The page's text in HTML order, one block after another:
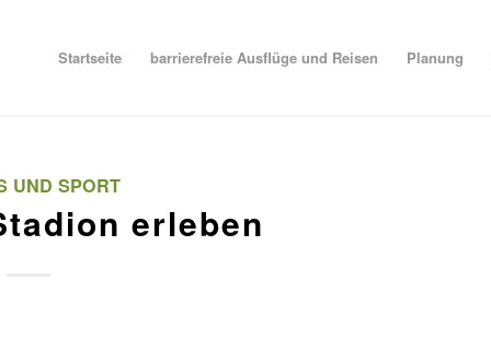
Startseite barrierefreie Ausflüge und Reisen Planung
UND SPORT
erleben